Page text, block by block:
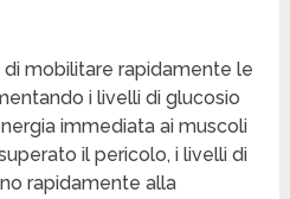
mobilitare rapidamente le
i livelli di glucosio
immediata ai muscoli
il pericolo, i livelli di
rapidamente alla